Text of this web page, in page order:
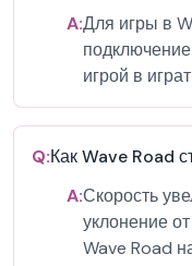
A:Для игры в
игрой в
Q:Как Wave Road
A:Скорость
уклонение
Wave Road